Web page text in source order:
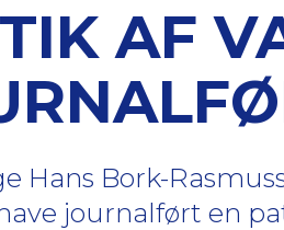
AF
Hans Bork-
journalført en